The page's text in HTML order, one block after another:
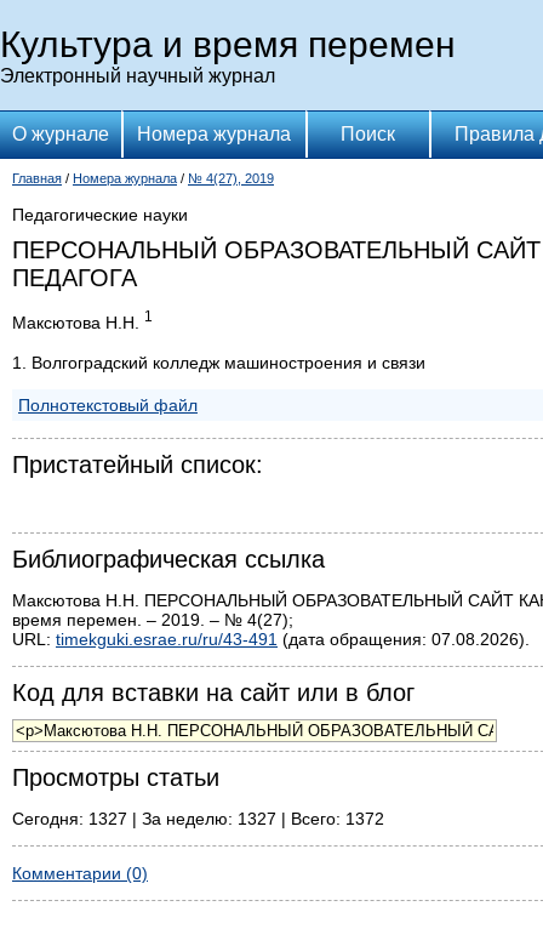
Культура и время перемен
Электронный научный журнал
О журнале Номера журнала Поиск Правила
Главная / Номера журнала / № 4(27), 2019
Педагогические науки
ПЕРСОНАЛЬНЫЙ ОБРАЗОВАТЕЛЬНЫЙ
ПЕДАГОГА
Максютова Н.Н. 1
1. Волгоградский колледж машиностроения и связи
Полнотекстовый файл
Пристатейный список:
Библиографическая ссылка
Максютова Н.Н. ПЕРСОНАЛЬНЫЙ ОБРАЗОВАТЕЛЬНЫЙ САЙТ
время перемен. – 2019. – № 4(27);
URL: timekguki.esrae.ru/ru/43-491 (дата обращения: 07.08.2026).
Код для вставки на сайт или в блог
Просмотры статьи
Сегодня: 1327 | За неделю: 1327 | Всего: 1372
Комментарии (0)